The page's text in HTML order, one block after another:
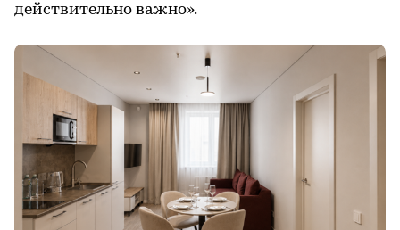
действительно важно».